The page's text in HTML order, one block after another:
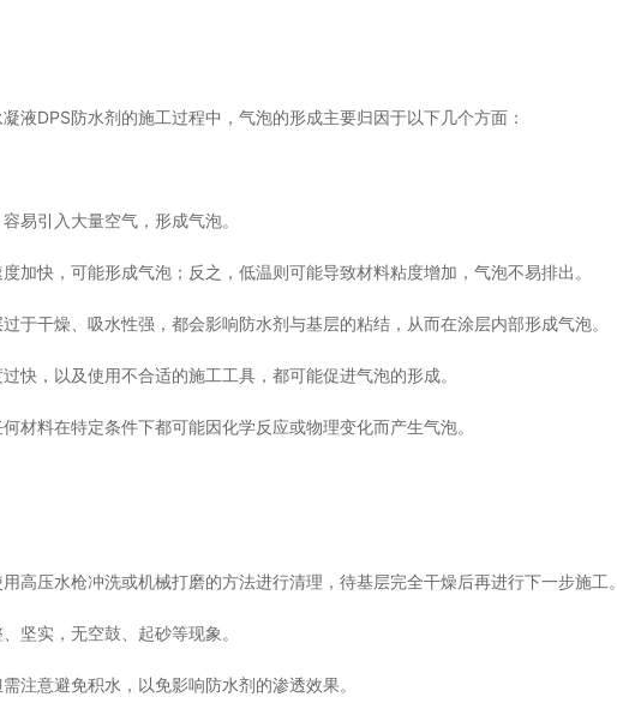
液DPS防水剂的施工过程中，气泡的形成主要归因于以下几个方面：
易引入大量空气，形成气泡。
加快，可能形成气泡；反之，低温则可能导致材料粘度增加，气泡不易排出。
于干燥、吸水性强，都会影响防水剂与基层的粘结，从而在涂层内部形成气泡。
快，以及使用不合适的施工工具，都可能促进气泡的形成。
材料在特定条件下都可能因化学反应或物理变化而产生气泡。
高压水枪冲洗或机械打磨的方法进行清理，待基层完全干燥后再进行下一步施工。
坚实，无空鼓、起砂等现象。
注意避免积水，以免影响防水剂的渗透效果。